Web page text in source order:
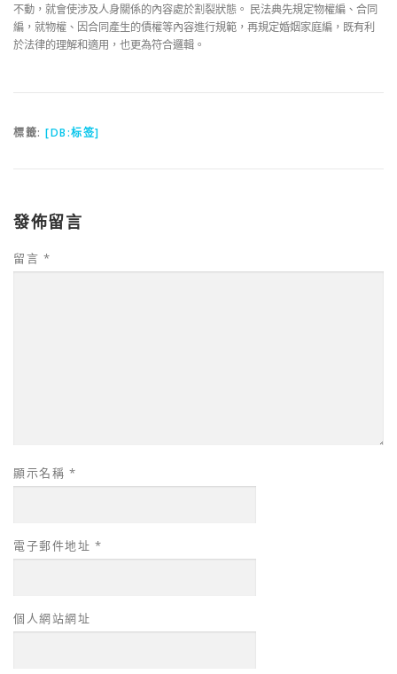
不動，就會使涉及人身關係的內容處於割裂狀態。 民法典先規定物權編、合同
編，就物權、因合同產生的債權等內容進行規範，再規定婚姻家庭編，既有利
於法律的理解和適用，也更為符合邏輯。
標籤: [DB:标签]
發佈留言
留言 *
顯示名稱 *
電子郵件地址 *
個人網站網址